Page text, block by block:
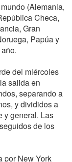
(Alemania,
Checa,
Gran
Papúa y
del miércoles
salida en
separando a
y divididos a
y general. Las
de los
por New York